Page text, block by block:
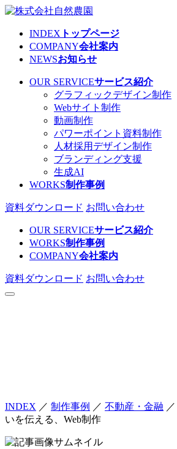
INDEX トップページ
COMPANY会社案内
NEWSお知らせ
OUR SERVICEサービス紹介
グラフィックデザイン制作
Webサイト制作
動画制作
パワーポイント資料制作
人材採用デザイン制作
ブランディング支援
生成AI
WORKS制作事例
資料ダウンロード お問い合わせ
OUR SERVICEサービス紹介
WORKS制作事例
COMPANY会社案内
資料ダウンロード お問い合わせ
INDEX ／ 制作事例 ／ 不動産・金融 ／
いを伝える、Web制作